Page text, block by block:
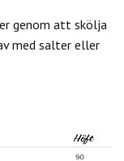
genom att skölja
med salter eller